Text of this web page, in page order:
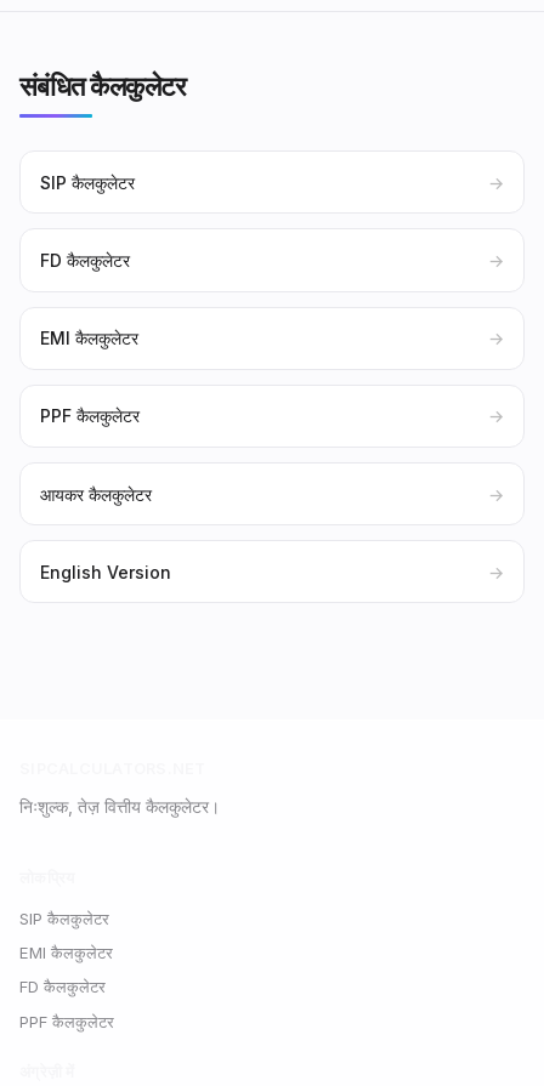
संबंधित कैलकुलेटर
SIP कैलकुलेटर →
FD कैलकुलेटर →
EMI कैलकुलेटर →
PPF कैलकुलेटर →
आयकर कैलकुलेटर →
English Version →
निःशुल्क, तेज़ वित्तीय कैलकुलेटर।
SIP कैलकुलेटर
EMI कैलकुलेटर
FD कैलकुलेटर
PPF कैलकुलेटर